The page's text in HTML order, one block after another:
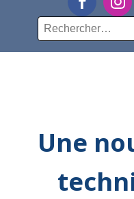
Rechercher :
Une